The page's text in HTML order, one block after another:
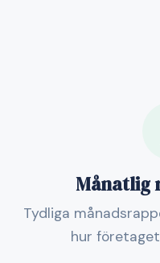
Månatlig
Tydliga
hur